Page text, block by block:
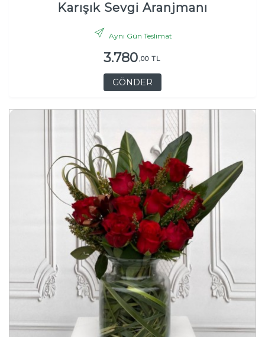
Karışık Sevgi Aranjmanı
Aynı Gün Teslimat
3.780,00 TL
GÖNDER